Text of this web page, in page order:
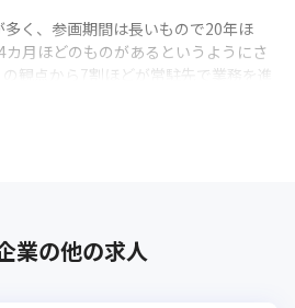
く、参画期間は長いもので20年ほ
カ月ほどのものがあるというようにさ
観点から7割ほどが常駐先で業務を進
業の他の求人